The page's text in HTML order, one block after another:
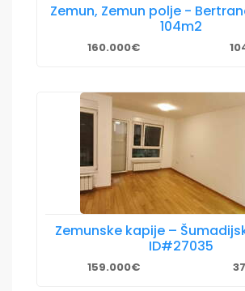
Zemun, Zemun polje -
104m2
160.000€
Zemunske kapije –
ID#27035
159.000€